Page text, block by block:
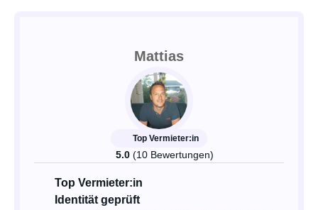
Mattias
Top Vermieter:in
5.0 (10 Bewertungen)
Top Vermieter:in
Identität geprüft